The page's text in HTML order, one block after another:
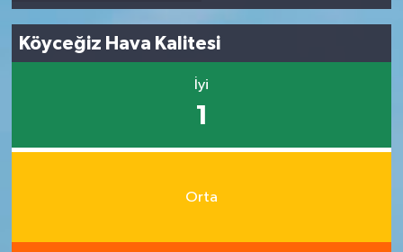
Köyceğiz Hava Kalitesi
İyi
1
Orta